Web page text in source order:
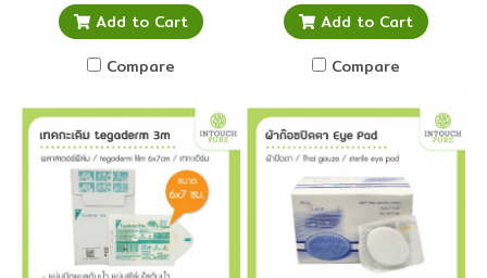
Add to Cart
Compare
Add to Cart
Compare